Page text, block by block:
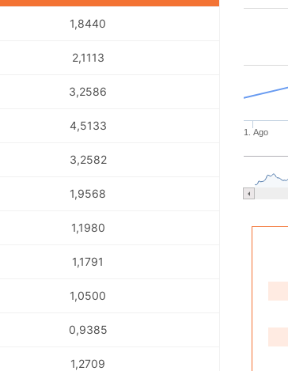
1,8440
2,1113
3,2586
4,5133
3,2582
1,9568
1,1980
1,1791
1,0500
0,9385
1,2709
1. Ago